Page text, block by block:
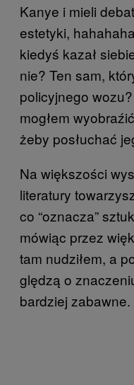
Kanye i mieli
estetyki,
kiedyś kazał
nie? Ten sam,
policyjnego
mogłem
żeby posłuchać
Na większości
literatury
co “oznacza”
mówiąc przez
tam nudziłem, a
ględzą o
bardziej zabawne.